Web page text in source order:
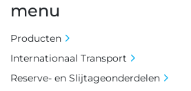
menu
Producten
Internationaal Transport
Reserve- en Slijtageonderdelen